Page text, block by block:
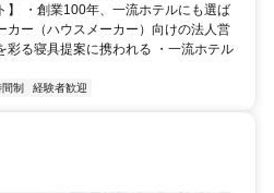
】 ・創業100年、一流ホテルにも選ば
カー（ハウスメーカー）向けの法人営
彩る寝具提案に携われる ・一流ホテル
制 経験者歓迎